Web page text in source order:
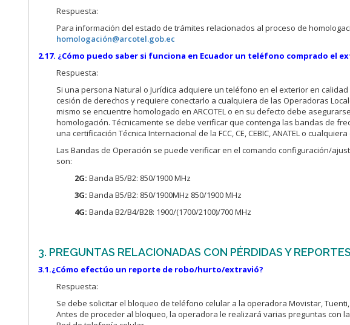
Respuesta:
Para información del estado de trámites relacionados al proceso de
homologación@arcotel.gob.ec
2.17. ¿Cómo puedo saber si funciona en Ecuador un teléfono comprado el
Respuesta:
Si una persona Natural o Jurídica adquiere un teléfono en el exterior en
cesión de derechos y requiere conectarlo a cualquiera de las Operadoras
mismo se encuentre homologado en ARCOTEL o en su defecto debe
homologación. Técnicamente se debe verificar que contenga las bandas de
una certificación Técnica Internacional de la FCC, CE, CEBIC, ANATEL o
Las Bandas de Operación se puede verificar en el comando configuración/
son:
2G: Banda B5/B2: 850/1900 MHz
3G: Banda B5/B2: 850/1900MHz 850/1900 MHz
4G: Banda B2/B4/B28: 1900/(1700/2100)/700 MHz
3. PREGUNTAS RELACIONADAS CON PÉRDIDAS Y
3.1.¿Cómo efectúo un reporte de robo/hurto/extravió?
Respuesta:
Se debe solicitar el bloqueo de teléfono celular a la operadora Movistar,
Antes de proceder al bloqueo, la operadora le realizará varias preguntas con